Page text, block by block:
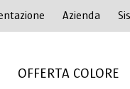
Azienda
OFFERTA COLORE